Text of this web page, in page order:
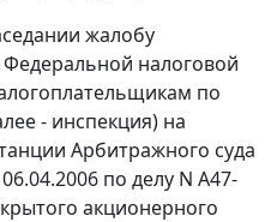
жалобу
налоговой
по
- инспекция) на
Арбитражного суда
по делу N А47-
акционерного